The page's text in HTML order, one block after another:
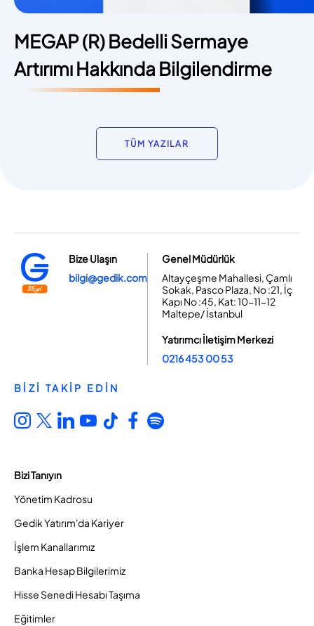
MEGAP (R) Bedelli Sermaye
Artırımı Hakkında Bilgilendirme
TÜM YAZILAR
Bize Ulaşın
bilgi@gedik.com
Genel Müdürlük
Altayçeşme Mahallesi, Çamlı
Sokak, Pasco Plaza, No :21, İç
Kapı No :45, Kat: 10-11-12
Maltepe/ İstanbul
Yatırımcı İletişim Merkezi
0216 453 00 53
BİZİ TAKİP EDİN
Bizi Tanıyın
Yönetim Kadrosu
Gedik Yatırım'da Kariyer
İşlem Kanallarımız
Banka Hesap Bilgilerimiz
Hisse Senedi Hesabı Taşıma
Eğitimler